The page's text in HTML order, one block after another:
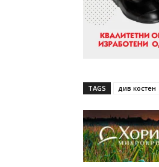
TAGS див костен